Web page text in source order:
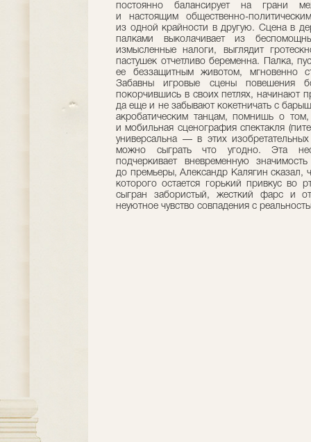
постоянно балансирует на грани
и настоящим общественно-
из одной крайности в другую. Сцена в
палками выколачивает из
измысленные налоги, выглядит
пастушек отчетливо беременна. Палка,
ее беззащитным животом, мгновенно
Забавны игровые сцены повешения
покорчившись в своих петлях, начинают
да еще и не забывают кокетничать с
акробатическим танцам, помнишь о
и мобильная сценография спектакля
универсальна — в этих
можно сыграть что угодно. Эта
подчеркивает вневременную
до премьеры, Александр Калягин сказал,
которого остается горький привкус во
сыгран забористый, жесткий фарс и
неуютное чувство совпадения с